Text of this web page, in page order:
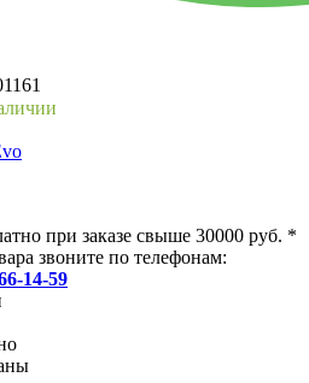
при заказе свыше 30000 руб. *
звоните по телефонам:
14-59